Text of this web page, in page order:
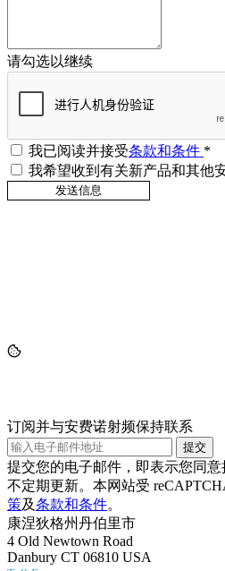
请勾选以继续
我已阅读并接受条款和条件 *
我希望收到有关新产品和其他
订阅并与安费诺射频保持联系
提交
提交您的电子邮件，即表示您同意
不定期更新。本网站受
策及条款和条件。
康涅狄格州丹伯里市
4 Old Newtown Road
Danbury CT 06810 USA